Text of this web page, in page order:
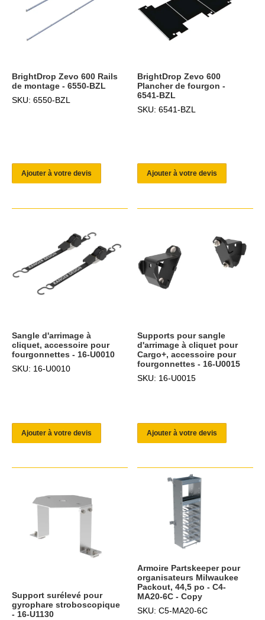
BrightDrop Zevo 600 Rails
de montage - 6550-BZL
SKU: 6550-BZL
Ajouter à votre devis
BrightDrop Zevo 600
Plancher de fourgon -
6541-BZL
SKU: 6541-BZL
Ajouter à votre devis
Sangle d'arrimage à
cliquet, accessoire pour
fourgonnettes - 16-U0010
SKU: 16-U0010
Ajouter à votre devis
Supports pour sangle
d'arrimage à cliquet pour
Cargo+, accessoire pour
fourgonnettes - 16-U0015
SKU: 16-U0015
Ajouter à votre devis
Support surélevé pour
gyrophare stroboscopique
- 16-U1130
Armoire Partskeeper pour
organisateurs Milwaukee
Packout, 44,5 po - C4-
MA20-6C - Copy
SKU: C5-MA20-6C